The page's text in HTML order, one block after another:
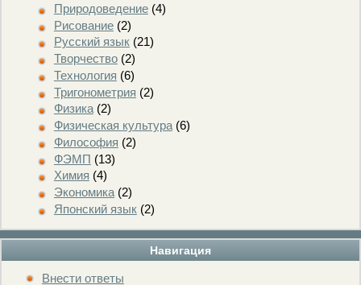
Природоведение(4)
Рисование(2)
Русский язык(21)
Творчество(2)
Технология (6)
Тригонометрия (2)
Физика(2)
Физическая культура(6)
Философия (2)
ФЭМП (13)
Химия (4)
Экономика(2)
Японский язык(2)
Навигация
Внести ответы